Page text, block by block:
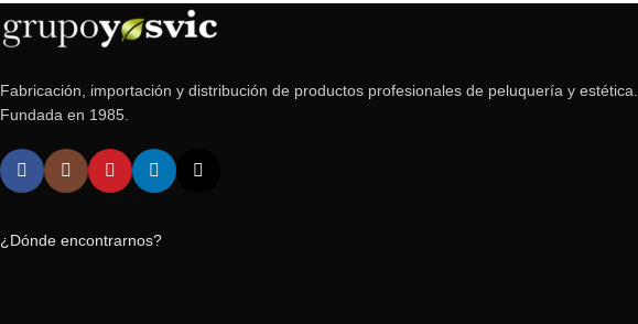
Fabricación, importación y distribución de productos profesionales de peluquería y estética.
Fundada en 1985.
¿Dónde encontrarnos?